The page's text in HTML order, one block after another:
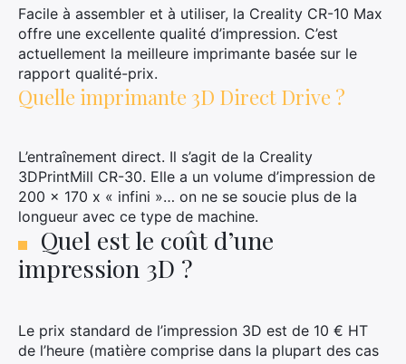
Facile à assembler et à utiliser, la Creality CR-10 Max
offre une excellente qualité d’impression. C’est
actuellement la meilleure imprimante basée sur le
rapport qualité-prix.
Quelle imprimante 3D Direct Drive ?
L’entraînement direct. Il s’agit de la Creality
3DPrintMill CR-30. Elle a un volume d’impression de
200 x 170 x « infini »… on ne se soucie plus de la
longueur avec ce type de machine.
Quel est le coût d’une
impression 3D ?
Le prix standard de l’impression 3D est de 10 € HT
de l’heure (matière comprise dans la plupart des cas